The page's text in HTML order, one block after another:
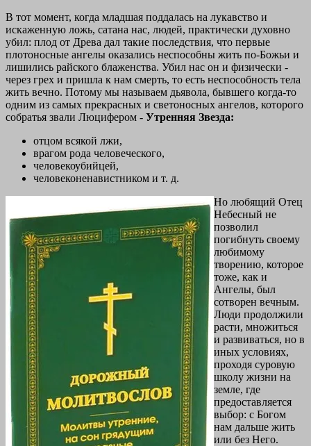
В тот момент, когда младшая поддалась на лукавство и
искаженную ложь, сатана нас, людей, практически духовно
убил: плод от Древа дал такие последствия, что первые
плотоносные ангелы оказались неспособны жить по-Божьи и
лишились райского блаженства. Убил нас он и физически -
через грех и пришла к нам смерть, то есть неспособность тела
жить вечно. Потому мы называем дьявола, бывшего когда-то
одним из самых прекрасных и светоносных ангелов, которого
собратья звали Люцифером - Утренняя Звезда:
отцом всякой лжи,
врагом рода человеческого,
человекоубийцей,
человеконенавистником и т. д.
Но любящий Отец
Небесный не
позволил
погибнуть своему
любимому
творению, которое
тоже, как и
Ангелы, был
сотворен вечным.
Люди продолжили
расти, множиться
и развиваться, но в
иных условиях,
проходя суровую
школу жизни на
земле, где
предоставляется
выбор: с Богом
нам дальше жить
или без Него.